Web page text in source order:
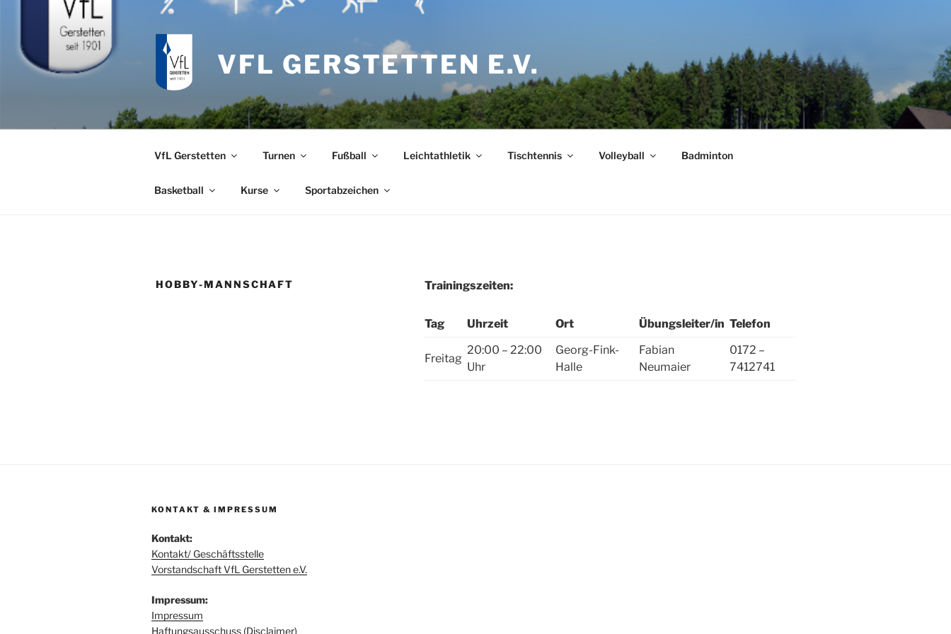
springen
VFL GERSTETTEN E.V.
VfL Gerstetten Turnen Fußball Leichtathletik Tischtennis Volleyball Badminton
Basketball Kurse Sportabzeichen
HOBBY-MANNSCHAFT Trainingszeiten:
Tag Uhrzeit Ort Übungsleiter/in Telefon
Freitag
20:00 – 22:00
Uhr
Georg-Fink-
Halle
Fabian
Neumaier
0172 –
7412741
KONTAKT & IMPRESSUM
Kontakt:
Kontakt/ Geschäftsstelle
Vorstandschaft VfL Gerstetten e.V.
Impressum:
Impressum
Haftungsausschuss (Disclaimer)